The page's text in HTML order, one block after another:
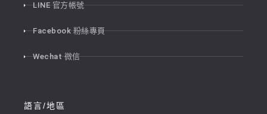
LINE 官方帳號
Facebook 粉絲專頁
Wechat 微信
語言/地區